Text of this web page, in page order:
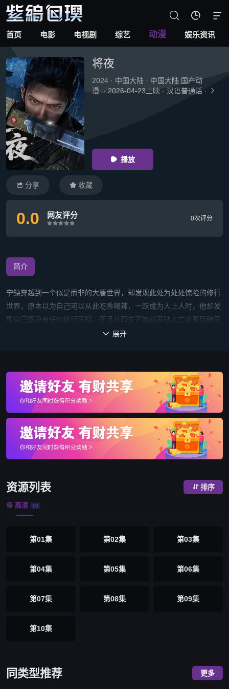
首页 电影 电视剧 综艺 动漫 娱乐资讯
  
将夜
2024 · 中国大陆 · 中国大陆 国产动
漫
· 2026-04-23上映 · 汉语普通话 · 
 播放
 分享  收藏
0.0 网友评分
很差较差还行
推荐
力荐
0次评分
简介
宁缺穿越到一个似是而非的大唐世界，却发现此处为处处惊险的修行
世界，原本以为自己可以从此吃香喝辣，一跃成为人上人时，他却发
现自己既没有任何修行天赋，而且从四岁开始就家破人亡亲眼目睹灭
门惨案，更被千里追杀。在逃亡路上他在尸山血海中捡到了一把黑
 展开
资源列表  排序
 高清 10
第01集 第02集 第03集
第04集 第05集 第06集
第07集 第08集 第09集
第10集
同类型推荐 更多